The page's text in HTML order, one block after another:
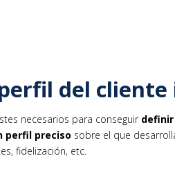
del cliente
necesarios para conseguir
perfil preciso sobre el que
fidelización, etc.